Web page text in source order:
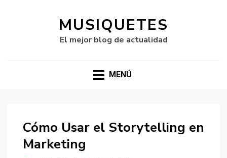
MUSIQUETES
El mejor blog de actualidad
MENÚ
Cómo Usar el Storytelling en
Marketing